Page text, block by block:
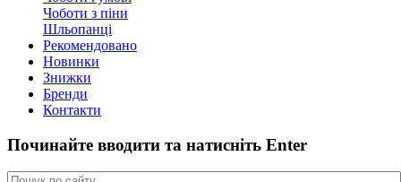
Чоботи з піни
Шльопанці
Рекомендовано
Новинки
Знижки
Бренди
Контакти
Починайте вводити та натиснiть Enter